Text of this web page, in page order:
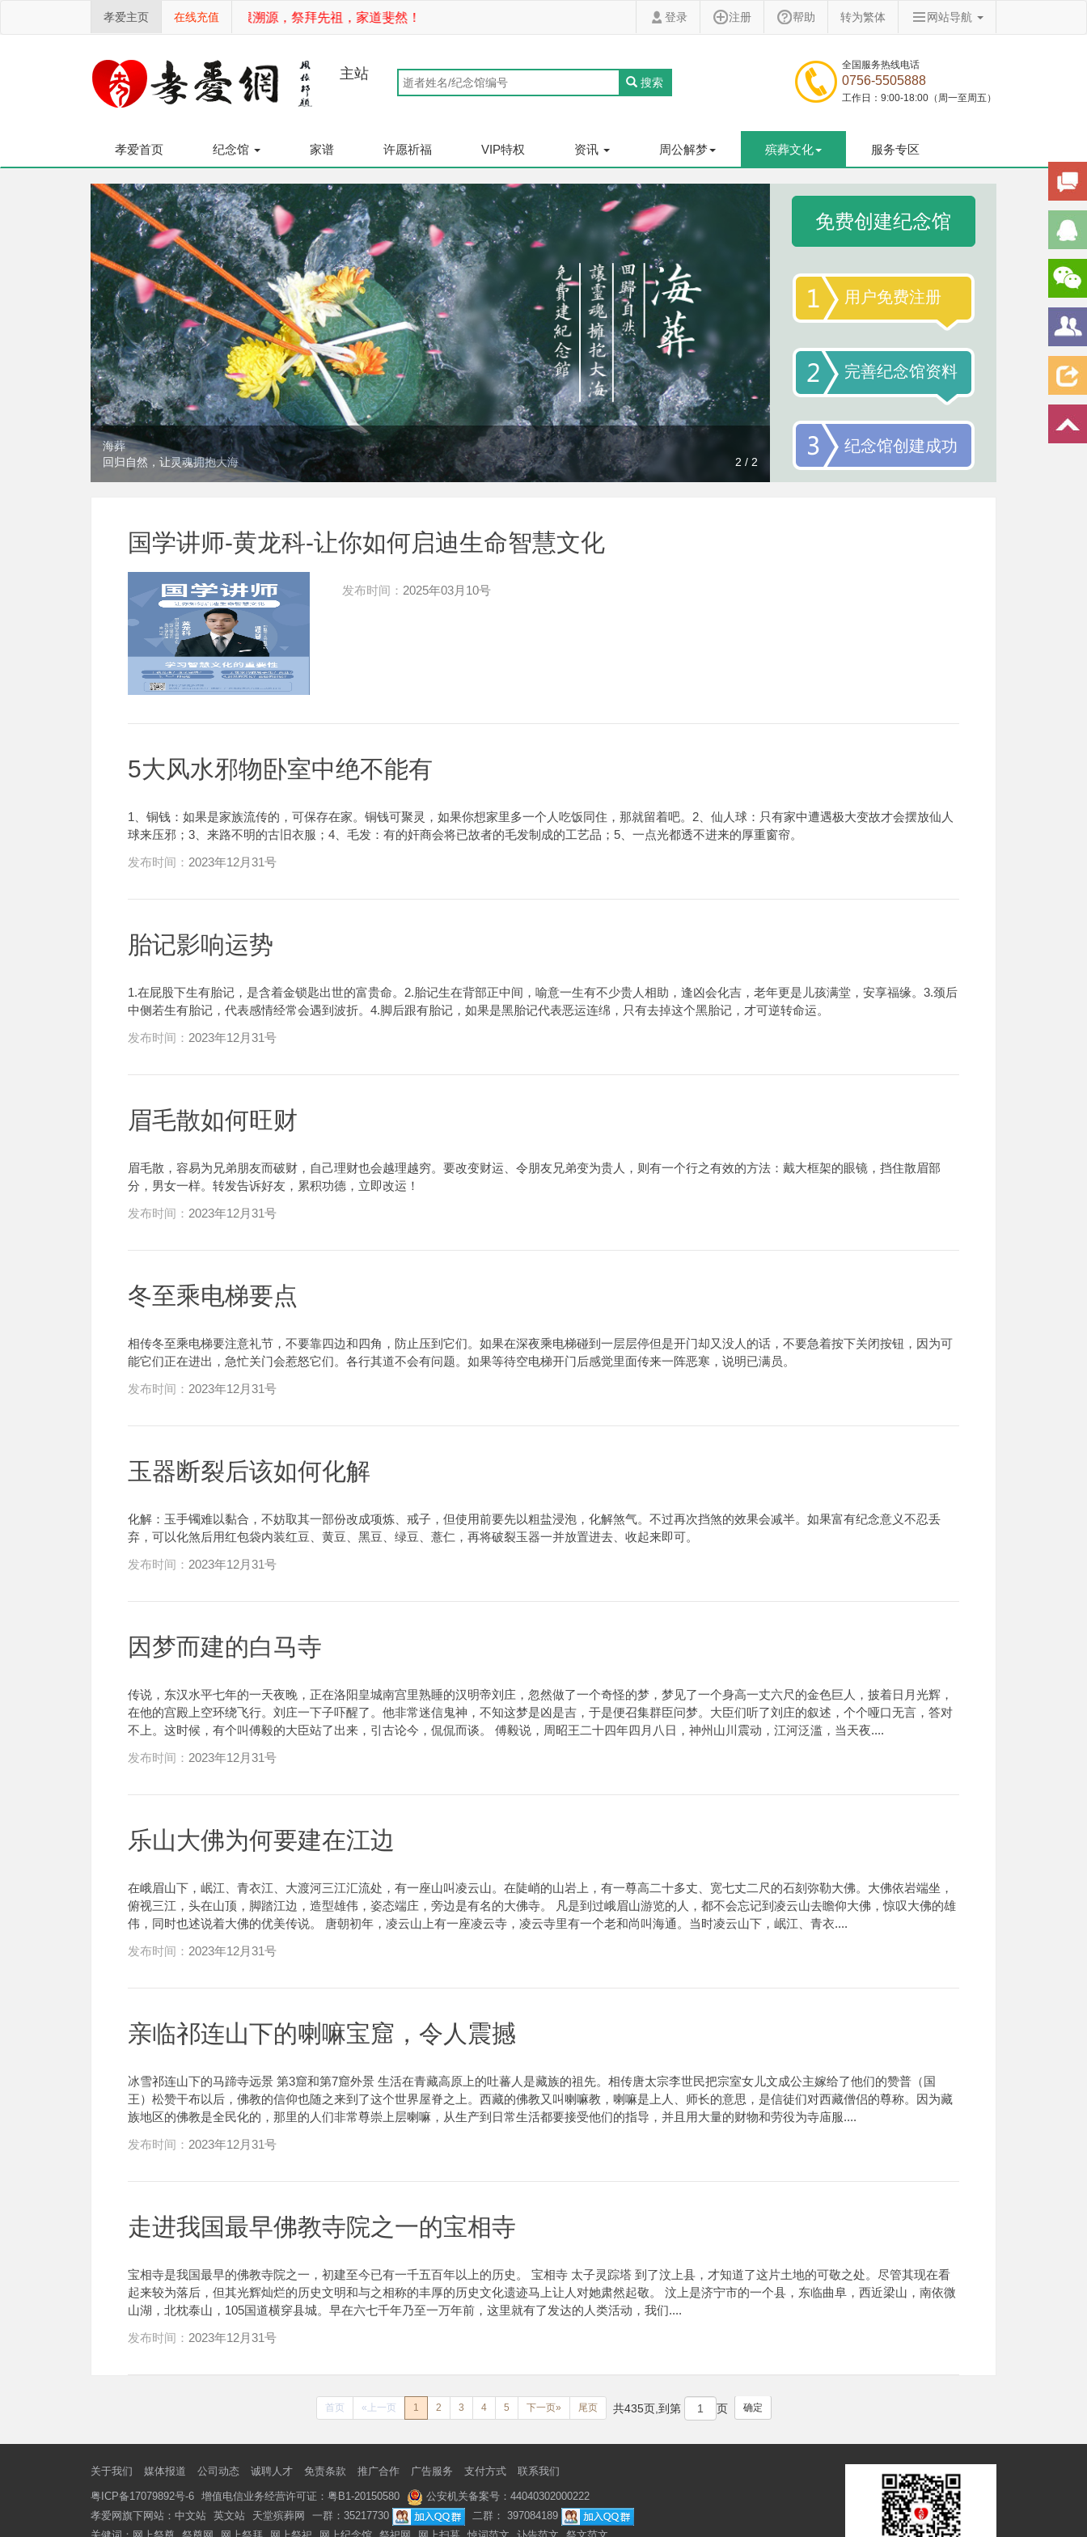
孝爱主页 在线充值
不忘初心，追根溯源，祭拜先祖，家道斐然！ 登录 注册 帮助 转为繁体 网站导航
主站
搜索
全国服务热线电话
0756-5505888
工作日：9:00-18:00（周一至周五）
孝爱首页 纪念馆 家谱 许愿祈福 VIP特权 资讯 周公解梦 殡葬文化 服务专区
2 / 2
海葬
回归自然，让灵魂拥抱大海
免费创建纪念馆
用户免费注册
完善纪念馆资料
纪念馆创建成功
国学讲师-黄龙科-让你如何启迪生命智慧文化
发布时间： 2025年03月10号
5大风水邪物卧室中绝不能有
1、铜钱：如果是家族流传的，可保存在家。铜钱可聚灵，如果你想家里多一个人吃饭同住，那就留着吧。2、仙人球：只有家中遭遇极大变故才会摆放仙人
球来压邪；3、来路不明的古旧衣服；4、毛发：有的奸商会将已故者的毛发制成的工艺品；5、一点光都透不进来的厚重窗帘。
发布时间： 2023年12月31号
胎记影响运势
1.在屁股下生有胎记，是含着金锁匙出世的富贵命。2.胎记生在背部正中间，喻意一生有不少贵人相助，逢凶会化吉，老年更是儿孩满堂，安享福缘。3.颈后
中侧若生有胎记，代表感情经常会遇到波折。4.脚后跟有胎记，如果是黑胎记代表恶运连绵，只有去掉这个黑胎记，才可逆转命运。
发布时间： 2023年12月31号
眉毛散如何旺财
眉毛散，容易为兄弟朋友而破财，自己理财也会越理越穷。要改变财运、令朋友兄弟变为贵人，则有一个行之有效的方法：戴大框架的眼镜，挡住散眉部
分，男女一样。转发告诉好友，累积功德，立即改运！
发布时间： 2023年12月31号
冬至乘电梯要点
相传冬至乘电梯要注意礼节，不要靠四边和四角，防止压到它们。如果在深夜乘电梯碰到一层层停但是开门却又没人的话，不要急着按下关闭按钮，因为可
能它们正在进出，急忙关门会惹怒它们。各行其道不会有问题。如果等待空电梯开门后感觉里面传来一阵恶寒，说明已满员。
发布时间： 2023年12月31号
玉器断裂后该如何化解
化解：玉手镯难以黏合，不妨取其一部份改成项炼、戒子，但使用前要先以粗盐浸泡，化解煞气。不过再次挡煞的效果会减半。如果富有纪念意义不忍丢
弃，可以化煞后用红包袋内装红豆、黄豆、黑豆、绿豆、薏仁，再将破裂玉器一并放置进去、收起来即可。
发布时间： 2023年12月31号
因梦而建的白马寺
传说，东汉水平七年的一天夜晚，正在洛阳皇城南宫里熟睡的汉明帝刘庄，忽然做了一个奇怪的梦，梦见了一个身高一丈六尺的金色巨人，披着日月光辉，
在他的宫殿上空环绕飞行。刘庄一下子吓醒了。他非常迷信鬼神，不知这梦是凶是吉，于是便召集群臣问梦。大臣们听了刘庄的叙述，个个哑口无言，答对
不上。这时候，有个叫傅毅的大臣站了出来，引古论今，侃侃而谈。 傅毅说，周昭王二十四年四月八日，神州山川震动，江河泛滥，当天夜....
发布时间： 2023年12月31号
乐山大佛为何要建在江边
在峨眉山下，岷江、青衣江、大渡河三江汇流处，有一座山叫凌云山。在陡峭的山岩上，有一尊高二十多丈、宽七丈二尺的石刻弥勒大佛。大佛依岩端坐，
俯视三江，头在山顶，脚踏江边，造型雄伟，姿态端庄，旁边是有名的大佛寺。 凡是到过峨眉山游览的人，都不会忘记到凌云山去瞻仰大佛，惊叹大佛的雄
伟，同时也述说着大佛的优美传说。 唐朝初年，凌云山上有一座凌云寺，凌云寺里有一个老和尚叫海通。当时凌云山下，岷江、青衣....
发布时间： 2023年12月31号
亲临祁连山下的喇嘛宝窟，令人震撼
冰雪祁连山下的马蹄寺远景 第3窟和第7窟外景 生活在青藏高原上的吐蕃人是藏族的祖先。相传唐太宗李世民把宗室女儿文成公主嫁给了他们的赞普（国
王）松赞干布以后，佛教的信仰也随之来到了这个世界屋脊之上。西藏的佛教又叫喇嘛教，喇嘛是上人、师长的意思，是信徒们对西藏僧侣的尊称。因为藏
族地区的佛教是全民化的，那里的人们非常尊崇上层喇嘛，从生产到日常生活都要接受他们的指导，并且用大量的财物和劳役为寺庙服....
发布时间： 2023年12月31号
走进我国最早佛教寺院之一的宝相寺
宝相寺是我国最早的佛教寺院之一，初建至今已有一千五百年以上的历史。 宝相寺 太子灵踪塔 到了汶上县，才知道了这片土地的可敬之处。尽管其现在看
起来较为落后，但其光辉灿烂的历史文明和与之相称的丰厚的历史文化遗迹马上让人对她肃然起敬。 汶上是济宁市的一个县，东临曲阜，西近梁山，南依微
山湖，北枕泰山，105国道横穿县城。早在六七千年乃至一万年前，这里就有了发达的人类活动，我们....
发布时间： 2023年12月31号
首页 «上一页 1 2 3 4 5 下一页» 尾页 共435页,到第 页 确定
关于我们 媒体报道 公司动态 诚聘人才 免责条款 推广合作 广告服务 支付方式 联系我们
粤ICP备17079892号-6 增值电信业务经营许可证：粤B1-20150580
公安机关备案号：44040302000222
孝爱网旗下网站： 中文站 英文站 天堂殡葬网 一群：35217730
二群： 397084189